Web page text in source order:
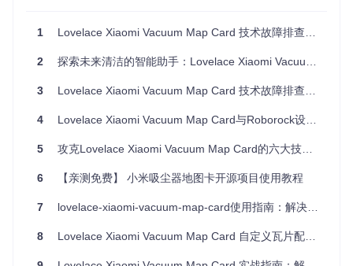
若使用本地图片作为地图源，需正确配置 image参数：
image: /local/vacuum_map.png # 本地图片路径
射：
calibration_source:
calibration_points:
- vacuum: {x: 25500, y: 25500} # 机器人实际坐标
- vacuum: { x: 27500, y: 25500}
1 Lovelace Xiaomi Vacuum Map Card 技术故障排查指南
2 探索未来清洁的智能助手：Lovelace Xiaomi Vacuum Map Card
3 Lovelace Xiaomi Vacuum Map Card 技术故障排查指南
4 Lovelace Xiaomi Vacuum Map Card与Roborock设备集成配置指南
5 攻克Lovelace Xiaomi Vacuum Map Card的六大技术难题
6 【亲测免费】 小米吸尘器地图卡开源项目使用教程
7 lovelace-xiaomi-vacuum-map-card使用指南：解决地图控制的6个实战难题
8 Lovelace Xiaomi Vacuum Map Card 自定义瓦片配置指南